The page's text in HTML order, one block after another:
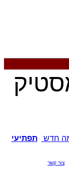
חדש
תפתיעי
צור קשר